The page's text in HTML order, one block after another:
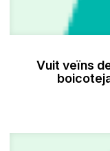
Vuit veïns